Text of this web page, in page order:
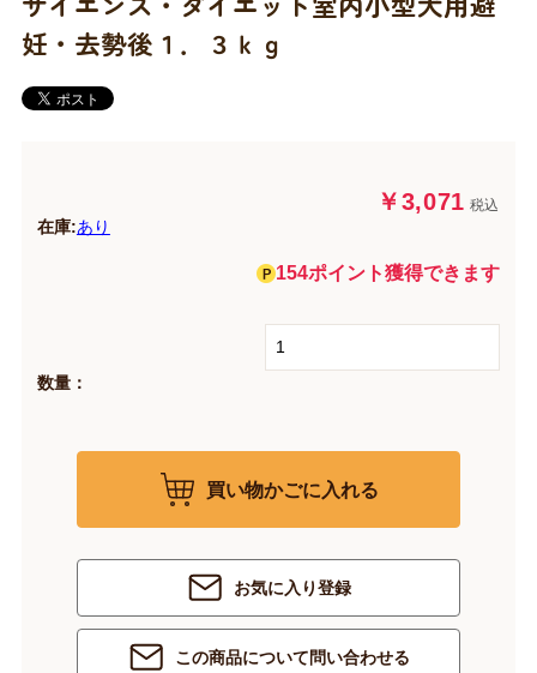
妊・去勢後１．３ｋｇ
￥3,071 税込
在庫:あり
154ポイント獲得できます
数量：
買い物かごに入れる
お気に入り登録
この商品について問い合わせる